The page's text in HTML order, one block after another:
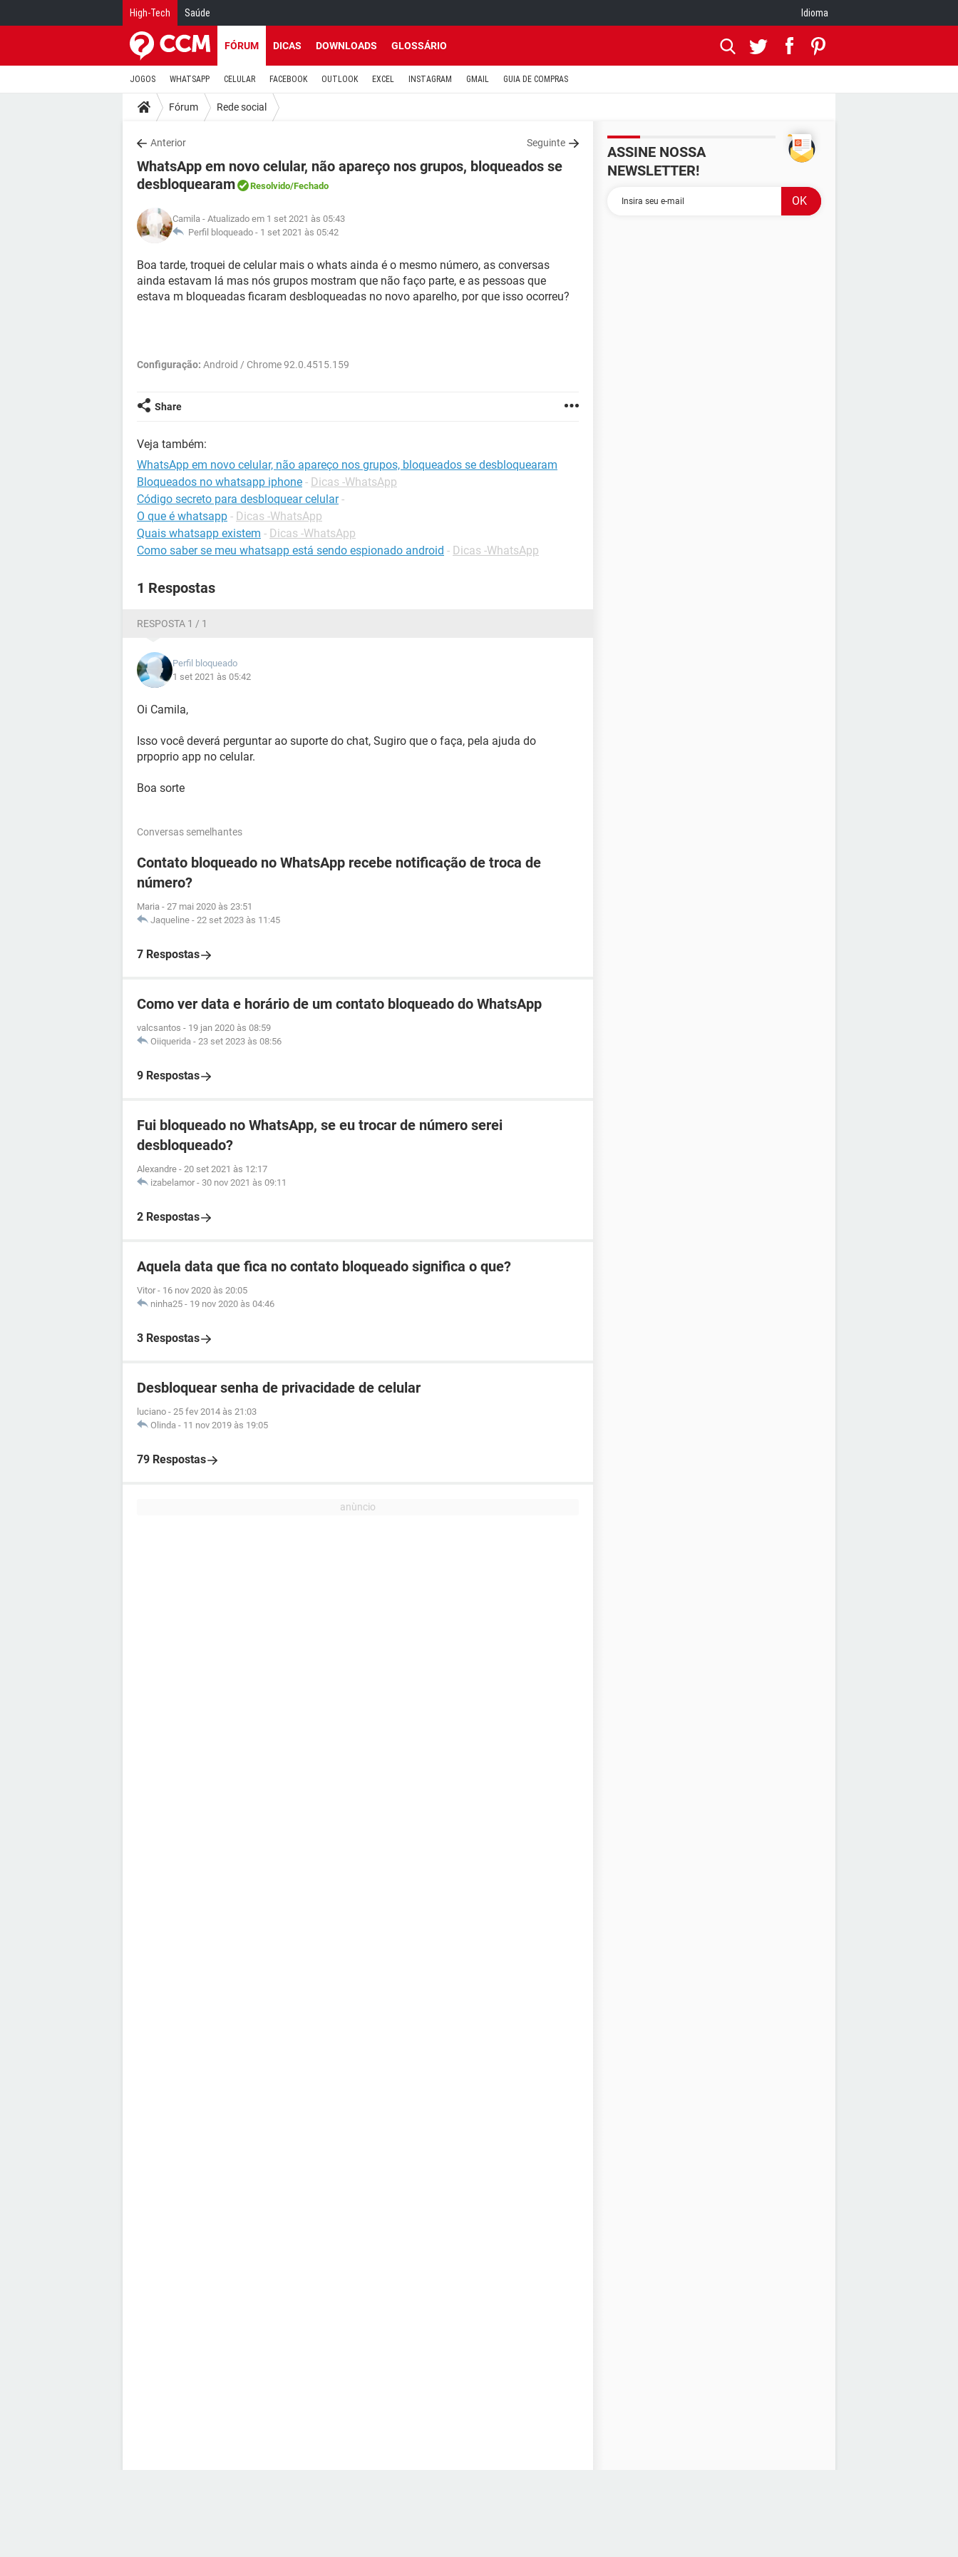
High-Tech Saúde Idioma
FÓRUM DICAS DOWNLOADS GLOSSÁRIO
JOGOS WHATSAPP CELULAR FACEBOOK OUTLOOK EXCEL INSTAGRAM GMAIL GUIA DE COMPRAS
Fórum Rede social
Anterior Seguinte
WhatsApp em novo celular, não apareço nos grupos, bloqueados se
desbloquearam
Resolvido/Fechado
Camila - Atualizado em 1 set 2021 às 05:43
Perfil bloqueado - 1 set 2021 às 05:42
Boa tarde, troquei de celular mais o whats ainda é o mesmo número, as conversas
ainda estavam lá mas nós grupos mostram que não faço parte, e as pessoas que
estava m bloqueadas ficaram desbloqueadas no novo aparelho, por que isso ocorreu?
Configuração: Android / Chrome 92.0.4515.159
Share
Veja também:
WhatsApp em novo celular, não apareço nos grupos, bloqueados se desbloquearam
Bloqueados no whatsapp iphone - Dicas -WhatsApp
Código secreto para desbloquear celular -
O que é whatsapp - Dicas -WhatsApp
Quais whatsapp existem - Dicas -WhatsApp
Como saber se meu whatsapp está sendo espionado android - Dicas -WhatsApp
1 Respostas
RESPOSTA 1 / 1
Perfil bloqueado
1 set 2021 às 05:42
Oi Camila,
Isso você deverá perguntar ao suporte do chat, Sugiro que o faça, pela ajuda do
prpoprio app no celular.
Boa sorte
Conversas semelhantes
Contato bloqueado no WhatsApp recebe notificação de troca de
número?
Maria - 27 mai 2020 às 23:51
Jaqueline - 22 set 2023 às 11:45
7 Respostas
Como ver data e horário de um contato bloqueado do WhatsApp
valcsantos - 19 jan 2020 às 08:59
Oiiquerida - 23 set 2023 às 08:56
9 Respostas
Fui bloqueado no WhatsApp, se eu trocar de número serei
desbloqueado?
Alexandre - 20 set 2021 às 12:17
izabelamor - 30 nov 2021 às 09:11
2 Respostas
Aquela data que fica no contato bloqueado significa o que?
Vitor - 16 nov 2020 às 20:05
ninha25 - 19 nov 2020 às 04:46
3 Respostas
Desbloquear senha de privacidade de celular
luciano - 25 fev 2014 às 21:03
Olinda - 11 nov 2019 às 19:05
79 Respostas
ASSINE NOSSA
NEWSLETTER!